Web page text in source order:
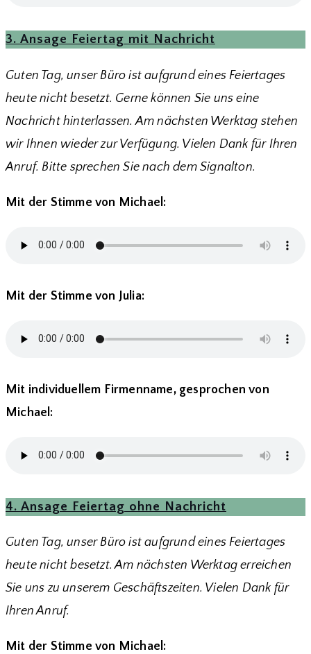
3. Ansage Feiertag mit Nachricht
Guten Tag, unser Büro ist aufgrund eines Feiertages
heute nicht besetzt. Gerne können Sie uns eine
Nachricht hinterlassen. Am nächsten Werktag stehen
wir Ihnen wieder zur Verfügung. Vielen Dank für Ihren
Anruf. Bitte sprechen Sie nach dem Signalton.
Mit der Stimme von Michael:
Mit der Stimme von Julia:
Mit individuellem Firmenname, gesprochen von
Michael:
4. Ansage Feiertag ohne Nachricht
Guten Tag, unser Büro ist aufgrund eines Feiertages
heute nicht besetzt. Am nächsten Werktag erreichen
Sie uns zu unserem Geschäftszeiten. Vielen Dank für
Ihren Anruf.
Mit der Stimme von Michael: